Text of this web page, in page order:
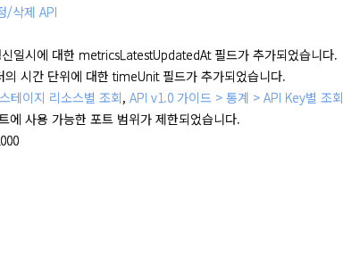
/삭제 API
일시에 대한 metricsLatestUpdatedAt 필드가 추가되었습니다.
시간 단위에 대한 timeUnit 필드가 추가되었습니다.
테이지 리소스별 조회, API v1.0 가이드 > 통계 > API Key별 조회
에 사용 가능한 포트 범위가 제한되었습니다.